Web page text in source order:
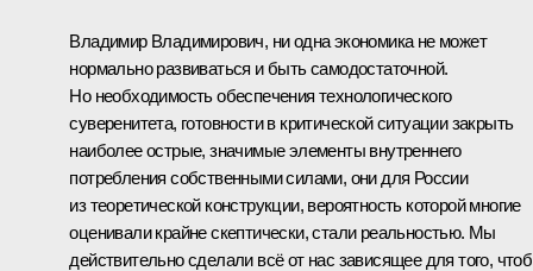
Владимир Владимирович, ни одна экономика не может
нормально развиваться и быть самодостаточной.
Но необходимость обеспечения технологического
суверенитета, готовности в критической ситуации закрыть
наиболее острые, значимые элементы внутреннего
потребления собственными силами, они для России
из теоретической конструкции, вероятность которой многие
оценивали крайне скептически, стали реальностью. Мы
действительно сделали всё от нас зависящее для того,